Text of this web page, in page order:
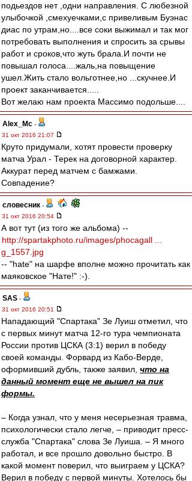
подьездов нет ,одни направления. С любезной
улыбочкой ,смехуечками,с привеливым Буэнас
диас по утрам,но....все соки выжимал и так мог
потребовать выполнения и спросить за срывы
работ и сроков,что жуть брала.И почти не
повышал голоса....жаль,на повыщение
ушел.Жить стало вольготнее,но ...скучнее.И
проект заканчивается.....
Вот желаю нам проекта Массимо подольше....
Alex_Mc -
31 окт 2016 21:07
Круто придумали, хотят провести проверку
матча Урал - Терек на договорной характер.
Аккурат перед матчем с бамжами.
Совпадение?
словесник -
31 окт 2016 20:54
А вот тут (из того же альбома) --
http://spartakphoto.ru/images/phocagall ...
g_1557.jpg
-- "hate" на шарфе вполне можно прочитать как
маяковское "Нате!" :-).
SAS -
31 окт 2016 20:51
Нападающий "Спартака" Зе Луиш отметил, что
с первых минут матча 12-го тура чемпионата
России против ЦСКА (3:1) верил в победу
своей команды. Форвард из Кабо-Верде,
оформивший дубль, также заявил, что на
данный момент еще не вышел на пик
формы.
– Когда узнал, что у меня несерьезная травма,
психологически стало легче, – приводит пресс-
служба "Спартака" слова Зе Луиша. – Я много
работал, и все прошло довольно быстро. В
какой момент поверил, что выиграем у ЦСКА?
Верил в победу с первой минуты. Хотелось бы